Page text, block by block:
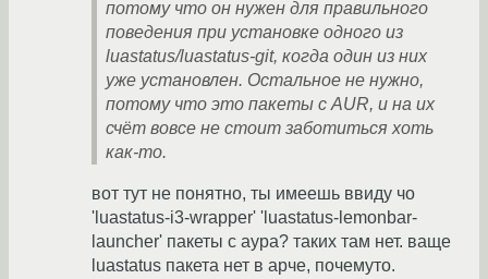
потому что он нужен для правильного
поведения при установке одного из
luastatus/luastatus-git, когда один из них
уже установлен. Остальное не нужно,
потому что это пакеты с AUR, и на их
счёт вовсе не стоит заботиться хоть
как-то.
вот тут не понятно, ты имеешь ввиду чо
'luastatus-i3-wrapper' 'luastatus-lemonbar-
launcher' пакеты с аура? таких там нет. ваще
luastatus пакета нет в арче, почемуто.